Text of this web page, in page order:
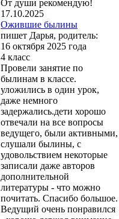
От души рекомендую!
17.10.2025
Ожившие былины
пишет Дарья, родитель:
16 октября 2025 года
4 класс
Провели занятие по
былинам в классе.
уложились в один урок,
даже немного
задержались.дети хорошо
отвечали на все вопросы
ведущего, были активными,
слушали былины, с
удовольствием некоторые
записали даже авторов
дополнительной
литературы - что можно
почитать. Спасибо большое.
Ведущий очень понравился